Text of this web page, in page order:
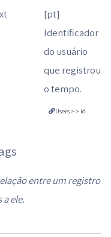
[pt]
Identificador
do usuário
que registrou
o tempo.
Users > > id
entre um registro
ele.